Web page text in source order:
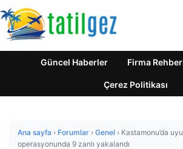
Güncel Haberler Firma
Çerez Politikası
Ana sayfa › Forumlar › Genel › Kastamonu’da
operasyonunda 9 zanlı yakalandı